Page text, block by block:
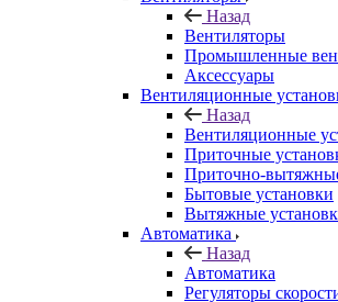
Назад
Вентиляторы
Промышленные
Аксессуары
Вентиляционные
Назад
Вентиляционные
Приточные
Приточно-
Бытовые установки
Вытяжные
Автоматика
Назад
Автоматика
Регуляторы